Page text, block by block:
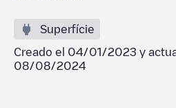
Superfície
Creado el 04/01/2023 y
08/08/2024